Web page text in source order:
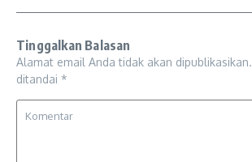
Tinggalkan Balasan
Alamat email Anda tidak akan dipublikasikan.
ditandai *